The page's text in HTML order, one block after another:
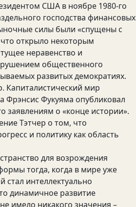
США в ноябре 1980-го
господства финансовых
силы были «спущены с
открыло некоторым
неравенство и
общественного
развитых демократиях.
Капиталистический мир
Фрэнсис Фукуяма опубликовал
заявлениям о «конце истории».
Тэтчер о том, что
и политику как область
для возрождения
тогда, когда в мире уже
стал интеллектуально
динамичное развитие
имело никакого значения –